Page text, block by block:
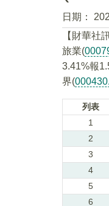
日期：
【財華社
旅業(
3.41%報
界(
列表
1
2
3
4
5
6